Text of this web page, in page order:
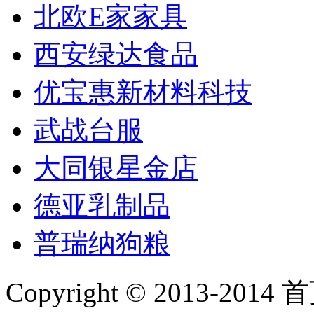
北欧E家家具
西安绿达食品
优宝惠新材料科技
武战台服
大同银星金店
德亚乳制品
普瑞纳狗粮
Copyright © 2013-2014